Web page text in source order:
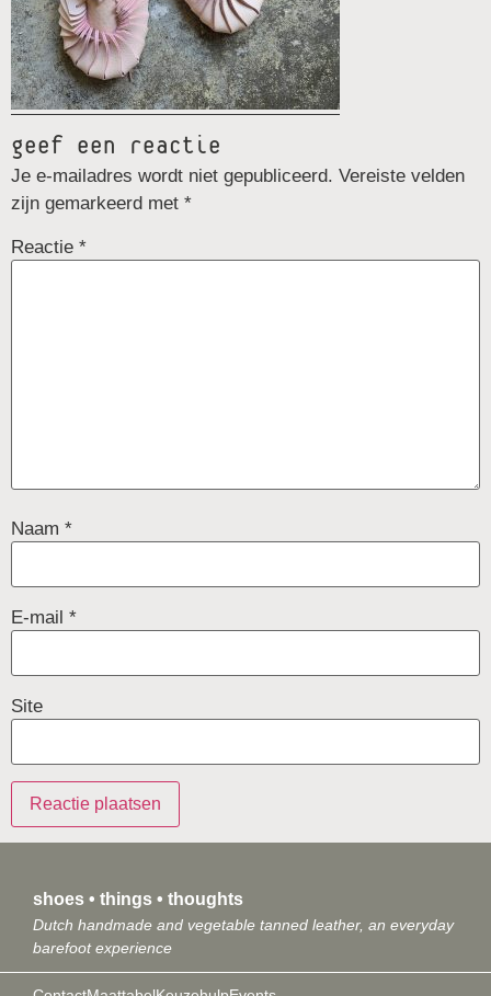
geef een reactie
Je e-mailadres wordt niet gepubliceerd. Vereiste velden
zijn gemarkeerd met *
Reactie *
Naam *
E-mail *
Site
shoes • things • thoughts
Dutch handmade and vegetable tanned leather, an everyday
barefoot experience